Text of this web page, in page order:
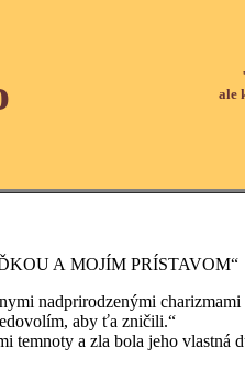
ale
A MOJÍM PRÍSTAVOM“
charizmami
aby ťa zničili.“
a zla bola jeho vlastná